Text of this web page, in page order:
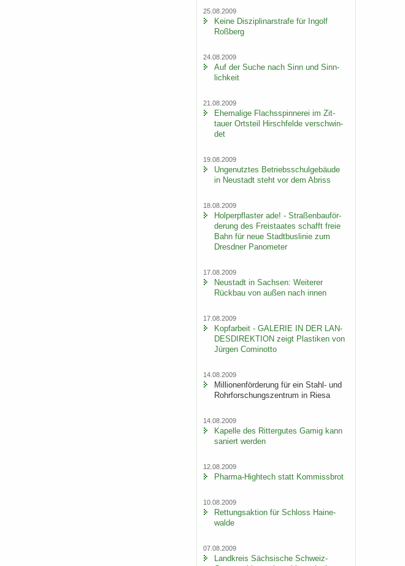
25.08.2009
Keine Dis­zi­pli­nar­stra­fe für In­golf
Roß­berg
24.08.2009
Auf der Suche nach Sinn und Sinn­
lich­keit
21.08.2009
Ehe­ma­li­ge Flachs­spin­ne­rei im Zit­
tau­er Orts­teil Hirsch­fel­de ver­schwin­
det
19.08.2009
Un­ge­nutz­tes Be­triebs­schul­ge­bäu­de
in Neu­stadt steht vor dem Ab­riss
18.08.2009
Hol­per­pflas­ter ade! - Stra­ßen­bau­för­
de­rung des Frei­staa­tes schafft freie
Bahn für neue Stadt­bus­li­nie zum
Dresd­ner Pano­me­ter
17.08.2009
Neu­stadt in Sach­sen: Wei­te­rer
Rück­bau von außen nach innen
17.08.2009
Kopf­ar­beit - GA­LE­RIE IN DER LAN­
DES­DI­REK­TI­ON zeigt Plas­ti­ken von
Jür­gen Co­mi­not­to
14.08.2009
Mil­lio­nen­för­de­rung für ein Stahl-​ und
Rohr­for­schungs­zen­trum in Riesa
14.08.2009
Ka­pel­le des Rit­ter­gu­tes Gamig kann
sa­niert wer­den
12.08.2009
Pharma-​Hightech statt Kom­miss­brot
10.08.2009
Ret­tungs­ak­ti­on für Schloss Hai­ne­
wal­de
07.08.2009
Land­kreis Säch­si­sche Schweiz-​